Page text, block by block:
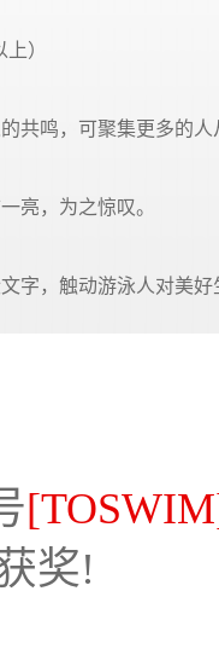
）
共鸣，可聚集更多的
亮，为之惊叹。
字，触动游泳人对美
奖!